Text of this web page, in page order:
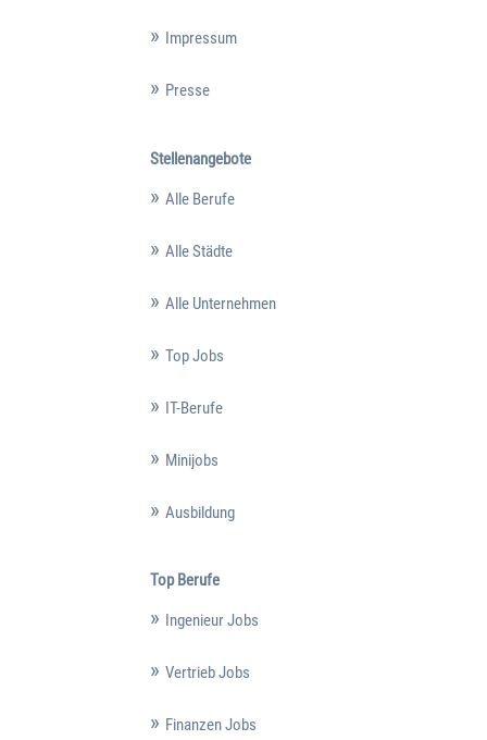
Impressum
Presse
Stellenangebote
Alle Berufe
Alle Städte
Alle Unternehmen
Top Jobs
IT-Berufe
Minijobs
Ausbildung
Top Berufe
Ingenieur Jobs
Vertrieb Jobs
Finanzen Jobs